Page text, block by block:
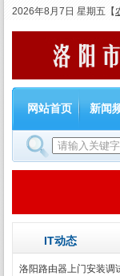
2026年8月7日 星期五 【
网站首页 新闻
IT动态
洛阳路由器上门安装调